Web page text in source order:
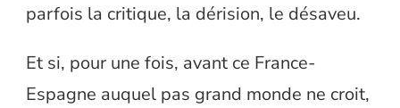
parfois la critique, la dérision, le désaveu.
Et si, pour une fois, avant ce France-
Espagne auquel pas grand monde ne croit,